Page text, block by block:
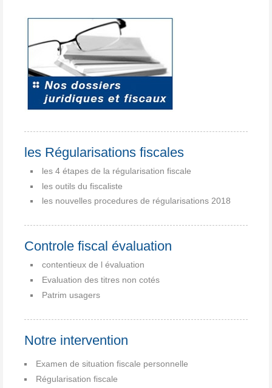
les Régularisations fiscales
les 4 étapes de la régularisation fiscale
les outils du fiscaliste
les nouvelles procedures de régularisations 2018
Controle fiscal évaluation
contentieux de l évaluation
Evaluation des titres non cotés
Patrim usagers
Notre intervention
Examen de situation fiscale personnelle
Régularisation fiscale